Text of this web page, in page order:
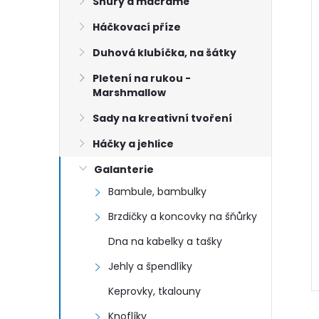
Háčkovací příze
Duhová klubíčka, na šátky
Pletení na rukou -
Marshmallow
Sady na kreativní tvoření
Háčky a jehlice
Galanterie
Bambule, bambulky
Brzdičky a koncovky na šňůrky
Dna na kabelky a tašky
Jehly a špendlíky
Keprovky, tkalouny
Knoflíky